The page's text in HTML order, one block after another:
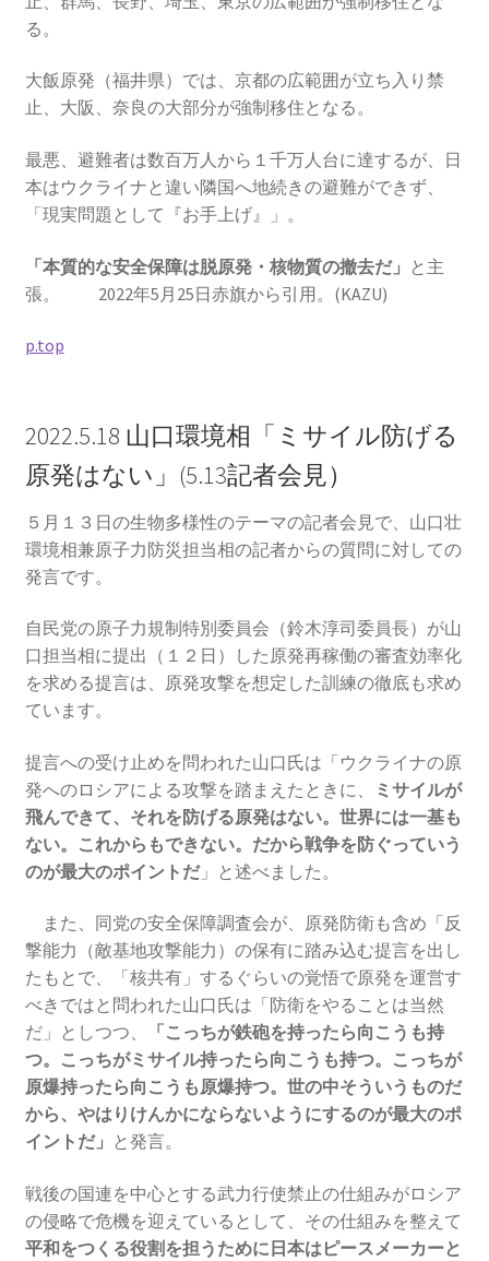
る。
大飯原発（福井県）では、京都の広範囲が立ち入り禁
止、大阪、奈良の大部分が強制移住となる。
最悪、避難者は数百万人から１千万人台に達するが、日
本はウクライナと違い隣国へ地続きの避難ができず、
「現実問題として『お手上げ』」。
「本質的な安全保障は脱原発・核物質の撤去だ」 と主
張。 2022年5月25日赤旗から引用。(KAZU)
p.top
2022.5.18 山口環境相「ミサイル防げる
原発はない」(5.13記者会見）
５月１３日の生物多様性のテーマの記者会見で、山口壮
環境相兼原子力防災担当相の記者からの質問に対しての
発言です。
自民党の原子力規制特別委員会（鈴木淳司委員長）が山
口担当相に提出（１２日）した原発再稼働の審査効率化
を求める提言は、原発攻撃を想定した訓練の徹底も求め
ています。
提言への受け止めを問われた山口氏は「ウクライナの原
発へのロシアによる攻撃を踏まえたときに、
ミサイルが
飛んできて、それを防げる原発はない。世界には一基も
ない。これからもできない。だから戦争を防ぐっていう
のが最大のポイントだ」と述べました。
また、同党の安全保障調査会が、原発防衛も含め「反
撃能力（敵基地攻撃能力）の保有に踏み込む提言を出し
たもとで、「核共有」するぐらいの覚悟で原発を運営す
べきではと問われた山口氏は「防衛をやることは当然
だ」としつつ、
「こっちが鉄砲を持ったら向こうも持
つ。こっちがミサイル持ったら向こうも持つ。こっちが
原爆持ったら向こうも原爆持つ。世の中そういうものだ
から、やはりけんかにならないようにするのが最大のポ
イントだ」 と発言。
戦後の国連を中心とする武力行使禁止の仕組みがロシア
の侵略で危機を迎えているとして、その仕組みを整えて
平和をつくる役割を担うために日本はピースメーカーと